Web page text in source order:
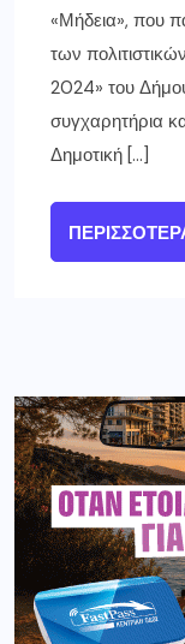
«Μήδεια», που
των
2024» του
συγχαρητήρια
Δημοτική […]